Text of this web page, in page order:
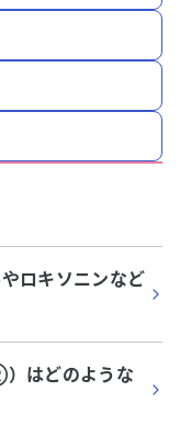
ロキソニンなど
はどのような